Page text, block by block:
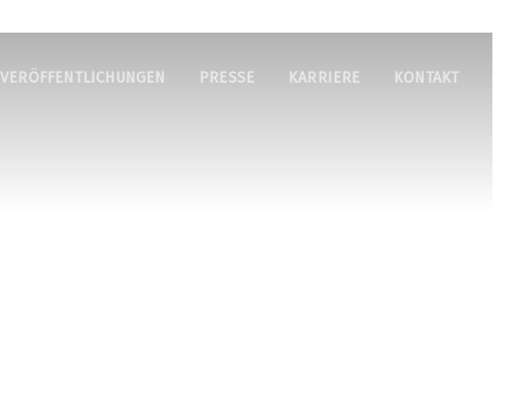
VERÖFFENTLICHUNGEN PRESSE KARRIERE KONTAKT